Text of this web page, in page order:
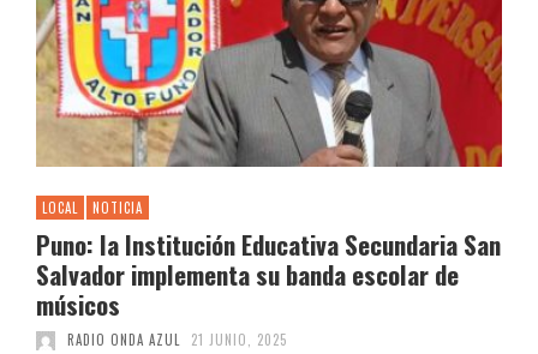
LOCAL NOTICIA
Puno: la Institución Educativa Secundaria San
Salvador implementa su banda escolar de
músicos
RADIO ONDA AZUL 21 JUNIO, 2025